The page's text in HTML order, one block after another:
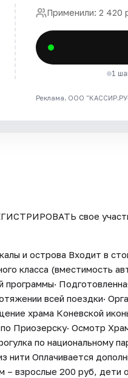
Применили: 2 420
1
Реклама. ООО
свое
и острова Входит в
класса (вместимость
всей поездки·
храма Коневской
Приозерску· Осмотр
по национальному
нити Оплачивается
взрослые 200 руб, дети